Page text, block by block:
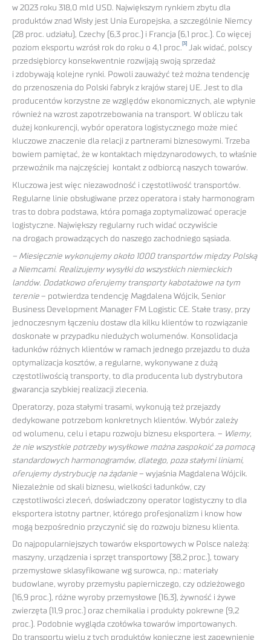
w 2023 roku 318,0 mld USD. Największym rynkiem zbytu dla
produktów znad Wisły jest Unia Europejska, a szczególnie Niemcy
(28 proc. udziału), Czechy (6,3 proc.) i Francja (6,1 proc.). Co więcej
poziom eksportu wzrósł rok do roku o 4,1 proc.
[3]
Jak widać, polscy
przedsiębiorcy konsekwentnie rozwijają swoją sprzedaż
i zdobywają kolejne rynki. Powoli zauważyć też można tendencję
do przenoszenia do Polski fabryk z krajów starej UE. Jest to dla
producentów korzystne ze względów ekonomicznych, ale wpłynie
również na wzrost zapotrzebowania na transport. W obliczu tak
dużej konkurencji, wybór operatora logistycznego może mieć
kluczowe znaczenie dla relacji z partnerami biznesowymi. Trzeba
bowiem pamiętać, że w kontaktach międzynarodowych, to właśnie
przewoźnik ma najczęściej kontakt z odbiorcą naszych towarów.
Kluczowa jest więc niezawodność i częstotliwość transportów.
Regularne linie obsługiwane przez operatora i stały harmonogram
tras to dobra podstawa, która pomaga zoptymalizować operacje
logistyczne. Największy regularny ruch widać oczywiście
na drogach prowadzących do naszego zachodniego sąsiada.
– Miesięcznie wykonujemy około 1000 transportów między Polską
a Niemcami. Realizujemy wysyłki do wszystkich niemieckich
landów. Dodatkowo oferujemy transporty kabotażowe na tym
terenie – potwierdza tendencję Magdalena Wójcik, Senior
Business Development Manager FM Logistic CE. Stałe trasy, przy
jednoczesnym łączeniu dostaw dla kilku klientów to rozwiązanie
doskonałe w przypadku niedużych wolumenów. Konsolidacja
ładunków różnych klientów w ramach jednego przejazdu to duża
optymalizacja kosztów, a regularne, wykonywane z dużą
częstotliwością transporty, to dla producenta lub dystrybutora
gwarancja szybkiej realizacji zlecenia.
Operatorzy, poza stałymi trasami, wykonują też przejazdy
dedykowane potrzebom konkretnych klientów. Wybór zależy
od wolumenu, celu i etapu rozwoju biznesu eksportera. – Wiemy,
że nie wszystkie potrzeby wysyłkowe można zaspokoić za pomocą
standardowych harmonogramów, dlatego, poza stałymi liniami,
oferujemy dystrybucję na żądanie – wyjaśnia Magdalena Wójcik.
Niezależnie od skali biznesu, wielkości ładunków, czy
częstotliwości zleceń, doświadczony operator logistyczny to dla
eksportera istotny partner, którego profesjonalizm i know how
mogą bezpośrednio przyczynić się do rozwoju biznesu klienta.
Do najpopularniejszych towarów eksportowych w Polsce należą:
maszyny, urządzenia i sprzęt transportowy (38,2 proc.), towary
przemysłowe sklasyfikowane wg surowca, np.: materiały
budowlane, wyroby przemysłu papierniczego, czy odzieżowego
(16,9 proc.), różne wyroby przemysłowe (16,3), żywność i żywe
zwierzęta (11,9 proc.) oraz chemikalia i produkty pokrewne (9,2
proc.). Podobnie wygląda czołówka towarów importowanych.
Do transportu wielu z tych produktów konieczne jest zapewnienie